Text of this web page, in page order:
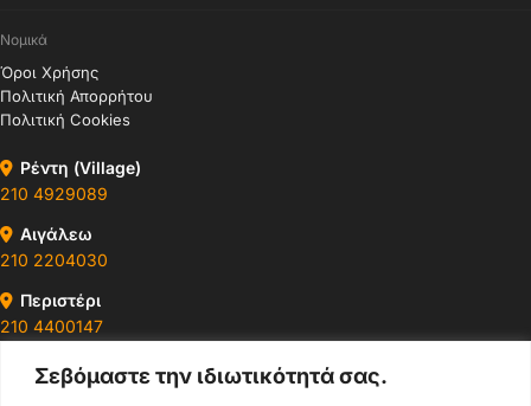
Σεβόμαστε την ιδιωτικότητά σας.
Νομικά
Όροι Χρήσης
Πολιτική Απορρήτου
Πολιτική Cookies
Ρέντη (Village)
210 4929089
Αιγάλεω
210 2204030
Περιστέρι
210 4400147
Ωράρια & Διευθύνσεις →